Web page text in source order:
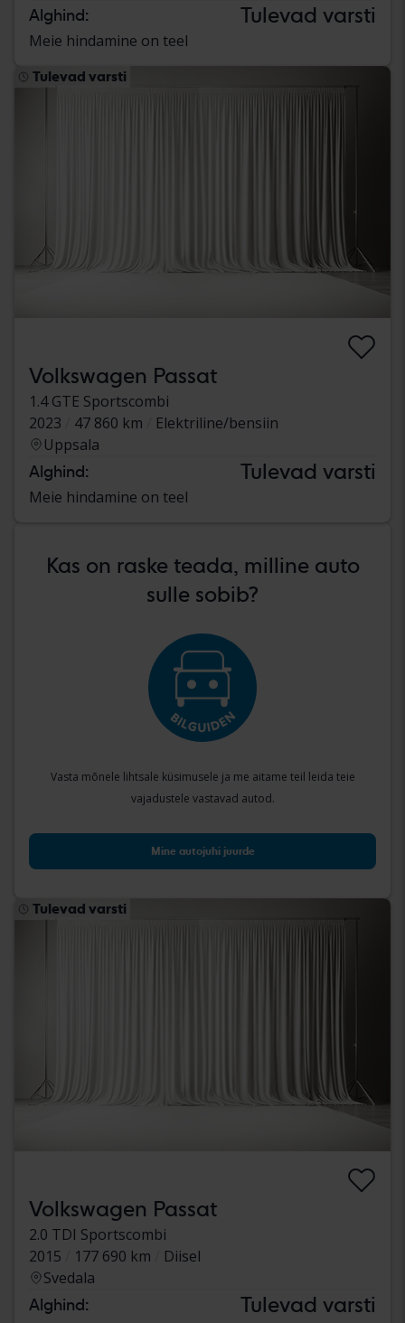
Alghind: Tulevad varsti
Meie hindamine on teel
Tulevad varsti
Volkswagen Passat
1.4 GTE Sportscombi
2023
47 860 km
Elektriline/bensiin
Uppsala
Alghind: Tulevad varsti
Meie hindamine on teel
Kas on raske teada, milline auto
sulle sobib?
Vasta mõnele lihtsale küsimusele ja me aitame teil leida teie
vajadustele vastavad autod.
Mine autojuhi juurde
Tulevad varsti
Volkswagen Passat
2.0 TDI Sportscombi
2015
177 690 km
Diisel
Svedala
Alghind: Tulevad varsti